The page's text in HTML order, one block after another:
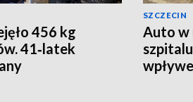
456 kg
41‑latek
SZCZECIN
Auto w